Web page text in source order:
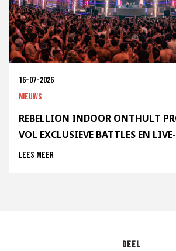
16-07-2026
Nieuws
REBELLION INDOOR ONTHULT
VOL EXCLUSIEVE BATTLES EN
Lees meer
Deel